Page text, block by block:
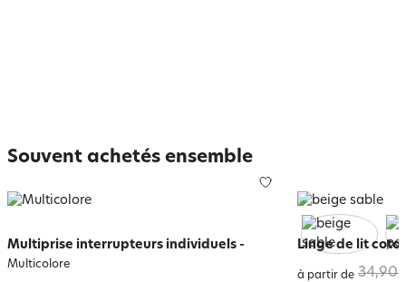
Souvent achetés ensemble
Multiprise interrupteurs individuels -
Multicolore
Linge de lit
à partir de 34,90